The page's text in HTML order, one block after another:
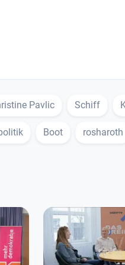
Pavlic Schiff
Boot rosharoth